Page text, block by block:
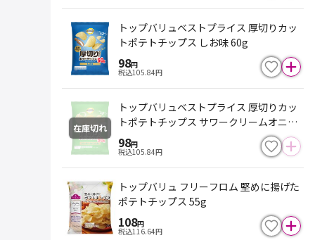
トップバリュベストプライス 厚切りカッ
トポテトチップス しお味 60g
98円
税込105.84円
在庫切れ
トップバリュベストプライス 厚切りカッ
トポテトチップス サワークリームオニオ
ン味 60g
98円
税込105.84円
トップバリュ フリーフロム 堅めに揚げた
ポテトチップス 55g
108円
税込116.64円